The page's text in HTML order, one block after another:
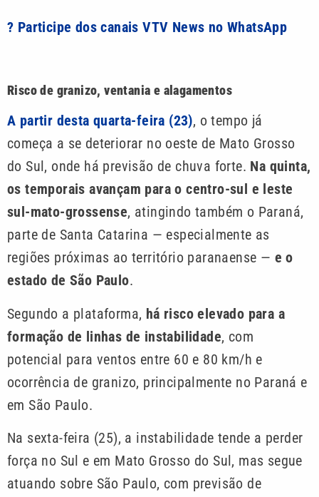
? Participe dos canais VTV News no WhatsApp
Risco de granizo, ventania e alagamentos
A partir desta quarta-feira (23), o tempo já
começa a se deteriorar no oeste de Mato Grosso
do Sul, onde há previsão de chuva forte. Na quinta,
os temporais avançam para o centro-sul e leste
sul-mato-grossense, atingindo também o Paraná,
parte de Santa Catarina — especialmente as
regiões próximas ao território paranaense — e o
estado de São Paulo.
Segundo a plataforma, há risco elevado para a
formação de linhas de instabilidade, com
potencial para ventos entre 60 e 80 km/h e
ocorrência de granizo, principalmente no Paraná e
em São Paulo.
Na sexta-feira (25), a instabilidade tende a perder
força no Sul e em Mato Grosso do Sul, mas segue
atuando sobre São Paulo, com previsão de